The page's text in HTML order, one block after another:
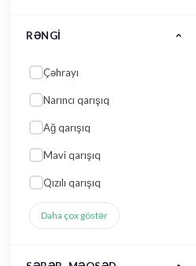
RƏNGI
Çəhrayı
Narıncı qarışıq
Ağ qarışıq
Mavi qarışıq
Qızılı qarışıq
Daha çox göstər